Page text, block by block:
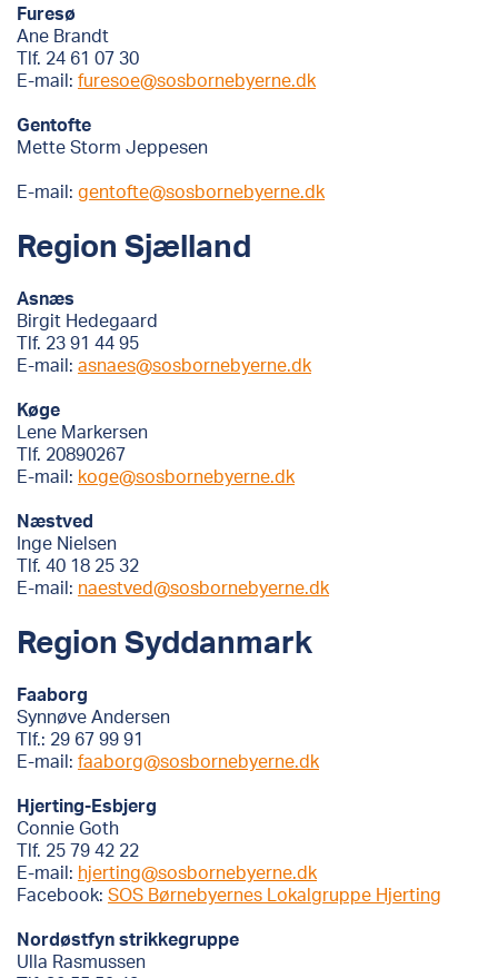
Furesø
Ane Brandt
Tlf. 24 61 07 30
E-mail: furesoe@sosbornebyerne.dk
Gentofte
Mette Storm Jeppesen
E-mail: gentofte@sosbornebyerne.dk
Region Sjælland
Asnæs
Birgit Hedegaard
Tlf. 23 91 44 95
E-mail: asnaes@sosbornebyerne.dk
Køge
Lene Markersen
Tlf. 20890267
E-mail: koge@sosbornebyerne.dk
Næstved
Inge Nielsen
Tlf. 40 18 25 32
E-mail: naestved@sosbornebyerne.dk
Region Syddanmark
Faaborg
Synnøve Andersen
Tlf.: 29 67 99 91
E-mail: faaborg@sosbornebyerne.dk
Hjerting-Esbjerg
Connie Goth
Tlf. 25 79 42 22
E-mail: hjerting@sosbornebyerne.dk
Facebook: SOS Børnebyernes Lokalgruppe Hjerting
Nordøstfyn strikkegruppe
Ulla Rasmussen